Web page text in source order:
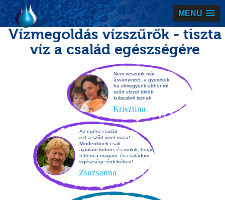
MENU
Vízmegoldás
Vízmegoldás vízszűrők - tiszta
víz a család egészségére
Nem veszünk már
ásványvizet, a gyerekek,
ha elmegyünk otthonról,
szűrt vízzel töltött
kulacsból isznak.
Krisztina
Az egész család
ezt a szűrt vizet issza!
Mindenkinek csak
ajánlani tudom, és örülök, hogy
tettem a magam, és családom
egészsége érdekében!
Zsuzsanna